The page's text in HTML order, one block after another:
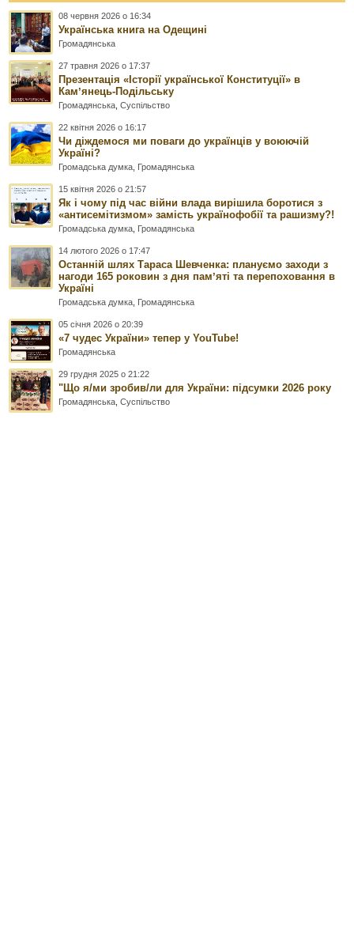
08 червня 2026 о 16:34
Українська книга на Одещині
Громадянська
27 травня 2026 о 17:37
Презентація «Історії української Конституції» в
Камʼянець-Подільську
Громадянська ,Суспільство
22 квітня 2026 о 16:17
Чи діждемося ми поваги до українців у воюючій
Україні?
Громадська думка Громадянська
15 квітня 2026 о 21:57
Як і чому під час війни влада вирішила боротися з
«антисемітизмом» замість українофобії та рашизму?!
Громадська думка Громадянська
14 лютого 2026 о 17:47
Останній шлях Тараса Шевченка: плануємо заходи з
нагоди 165 роковин з дня памʼяті та перепоховання в
Україні
Громадська думка Громадянська
05 січня 2026 о 20:39
«7 чудес України» тепер у YouTube!
Громадянська
29 грудня 2025 о 21:22
"Що я/ми зробив/ли для України: підсумки 2026 року
Громадянська ,Суспільство